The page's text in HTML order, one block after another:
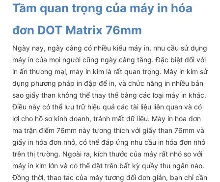
Tầm quan trọng của máy in hóa
đơn DOT Matrix 76mm
Ngày nay, ngày càng có nhiều kiểu máy in, nhu cầu sử dụng
máy in của mọi người cũng ngày càng tăng. Đặc biệt đối với
in ấn thương mại, máy in kim là rất quan trọng. Máy in kim sử
dụng phương pháp in đập để in, và chức năng in nhiều bản
sao giấy than không thể thay thế bằng các loại máy in khác.
Điều này có thể lưu trữ hiệu quả các tài liệu liên quan và có
lợi cho hồ sơ kinh doanh, tránh mất dữ liệu. Máy in hóa đơn
ma trận điểm 76mm này tương thích với giấy than 76mm và
giấy in hóa đơn nhỏ, có thể đáp ứng nhu cầu in hóa đơn nhỏ
trên thị trường. Ngoài ra, kích thước của máy rất nhỏ so với
máy in kim lớn và có thể đặt trên bất kỳ quầy thu ngân nào.
Đồng thời, thao tác của máy tương đối đơn giản, bạn chỉ cần